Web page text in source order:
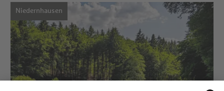
Niedernhausen